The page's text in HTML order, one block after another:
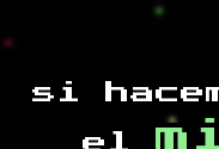
si
el